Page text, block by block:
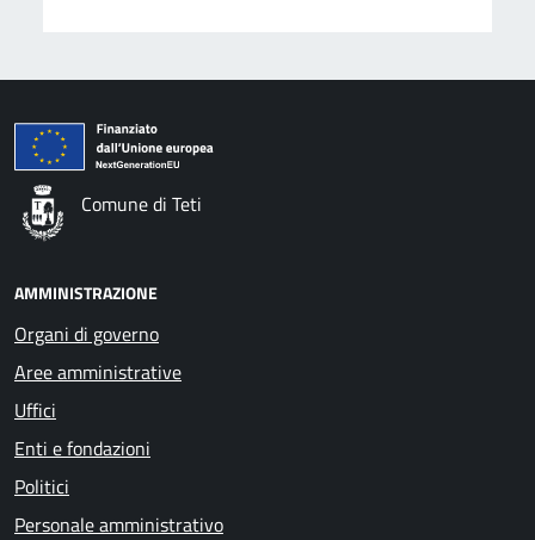
Comune di Teti
AMMINISTRAZIONE
Organi di governo
Aree amministrative
Uffici
Enti e fondazioni
Politici
Personale amministrativo